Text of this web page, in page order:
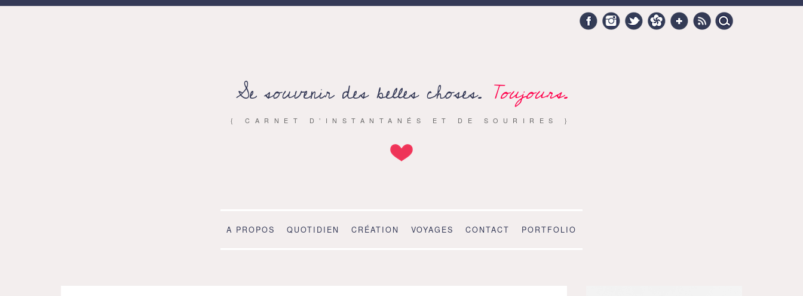
Search
for:
FacebookInstagramTwitter HellocotonGoogle +
RSS
Se souvenir des belles choses. Toujours.
{ CARNET D’INSTANTANÉS ET DE SOURIRES }
A PROPOS QUOTIDIEN CRÉATION VOYAGES CONTACT PORTFOLIO